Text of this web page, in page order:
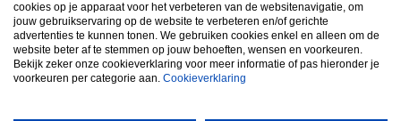
Locatie
Merestraat (9300) even nummers van 2 tot 78
Merestraat (9300) oneven nummers van 9 tot 151
cookies op je apparaat voor het verbeteren van de websitenavigatie, om
jouw gebruikservaring op de website te verbeteren en/of gerichte
advertenties te kunnen tonen. We gebruiken cookies enkel en alleen om de
website beter af te stemmen op jouw behoeften, wensen en voorkeuren.
Bekijk zeker onze cookieverklaring voor meer informatie of pas hieronder je
voorkeuren per categorie aan. Cookieverklaring